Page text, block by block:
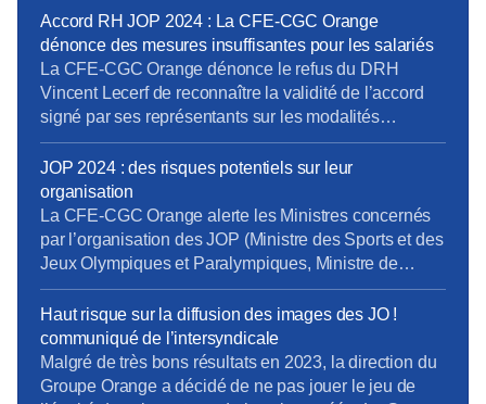
Accord RH JOP 2024 : La CFE-CGC Orange
dénonce des mesures insuffisantes pour les salariés
La CFE-CGC Orange dénonce le refus du DRH
Vincent Lecerf de reconnaître la validité de l’accord
signé par ses représentants sur les modalités
d’accompagnement RH des salariés dans le cadre
des Jeux Olympiques de Paris 2024. Ce refus met en
péril la mise en œuvre de ces mesures et menace le
bon déroulement des Jeux, […]
JOP 2024 : des risques potentiels sur leur
organisation
La CFE-CGC Orange alerte les Ministres concernés
par l’organisation des JOP (Ministre des Sports et des
Jeux Olympiques et Paralympiques, Ministre de
l’Intérieur, Ministre de l’Economie et des Finance) et
leur adresse un courrier sur la politique actuelle
d’Orange en matière de : – délocalisation, – PDV, –
recours à la sous-traitance, – congés des […]
Haut risque sur la diffusion des images des JO !
communiqué de l’intersyndicale
Malgré de très bons résultats en 2023, la direction du
Groupe Orange a décidé de ne pas jouer le jeu de